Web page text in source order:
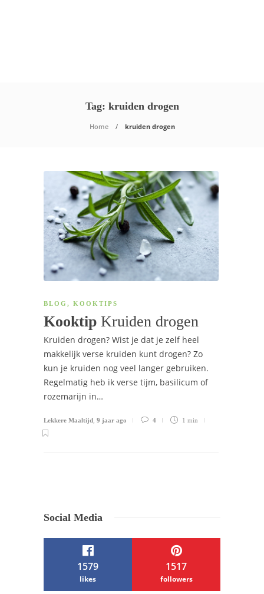
Tag: kruiden drogen
Home kruiden drogen
BLOG , KOOKTIPS
Kooktip Kruiden drogen
Kruiden drogen? Wist je dat je zelf heel
makkelijk verse kruiden kunt drogen? Zo
kun je kruiden nog veel langer gebruiken.
Regelmatig heb ik verse tijm, basilicum of
rozemarijn in…
Lekkere Maaltijd 9 jaar ago 4 1 min
Social Media
1579
likes
1517
followers